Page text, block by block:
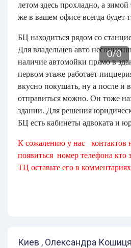
0/0
летом здесь прохладно, а
же в вашем офисе всегда будет
БЦ находиться рядом со
Для владельцев авто
наличие автомойки прямо в
первом этаже работает
вкусно покушать, ну а после и
отправиться можно. Он тоже
здании. Для решения
БЦ есть кабинеты адвоката и
К сожалению у нас контактов
появиться номер телефона кто
ТЦ оставьте его в
Киев , Олександра